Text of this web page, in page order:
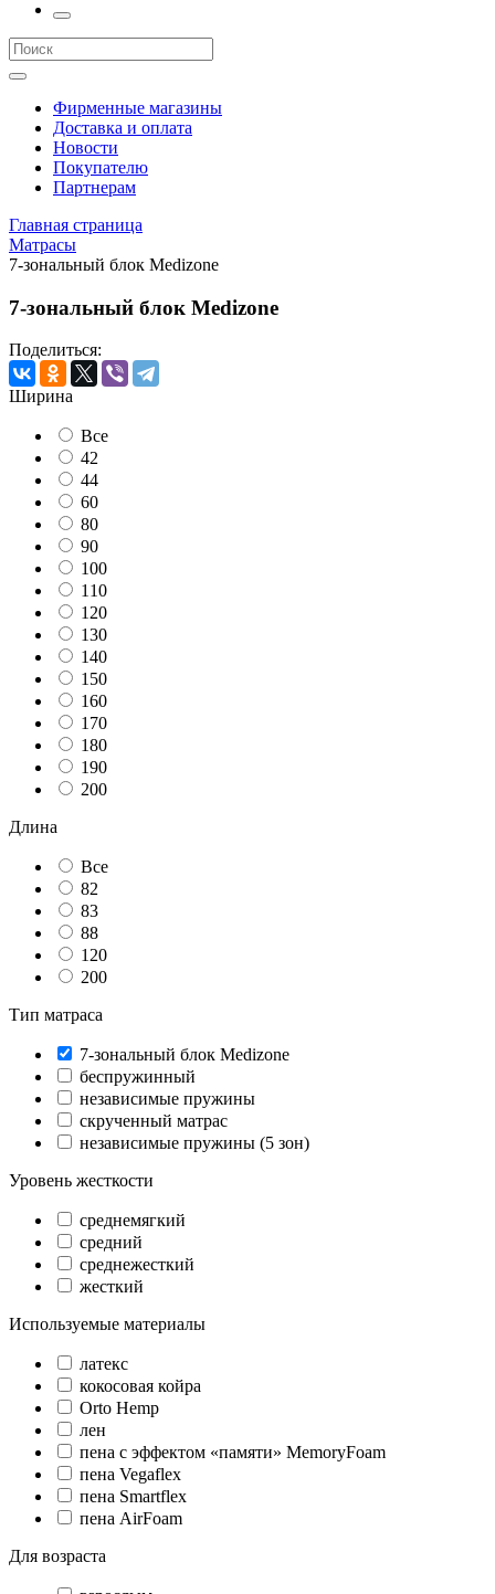
Фирменные магазины
Доставка и оплата
Новости
Покупателю
Партнерам
Главная страница
Матрасы
7-зональный блок Medizone
7-зональный блок Medizone
Поделиться:
Ширина
Все
42
44
60
80
90
100
110
120
130
140
150
160
170
180
190
200
Длина
Все
82
83
88
120
200
Тип матраса
7-зональный блок Medizone
беспружинный
независимые пружины
cкрученный матрас
независимые пружины (5 зон)
Уровень жесткости
среднемягкий
средний
среднежесткий
жесткий
Используемые материалы
латекс
кокосовая койра
Orto Hemp
лен
пена с эффектом «памяти» MemoryFoam
пена Vegaflex
пена Smartflex
пена AirFoam
Для возраста